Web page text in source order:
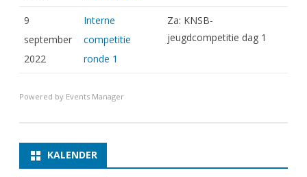
9
september
2022
Interne
competitie
ronde 1
Za: KNSB-
jeugdcompetitie dag 1
Powered by Events Manager
KALENDER